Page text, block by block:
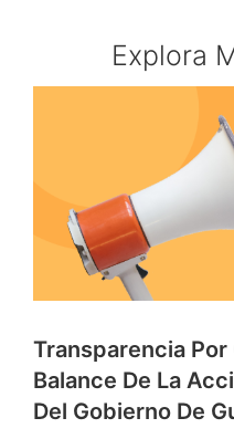
Explora
Transparencia
Balance De La
Del Gobierno De